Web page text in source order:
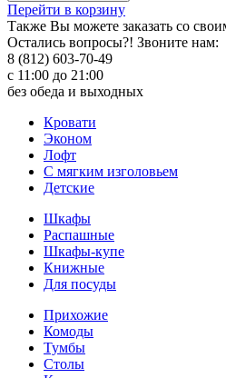
Перейти в корзину
Также Вы можете заказать со
Остались вопросы?! Звоните нам:
8 (812) 603-70-49
с 11:00 до 21:00
без обеда и выходных
Кровати
Эконом
Лофт
С мягким изголовьем
Детские
Шкафы
Распашные
Шкафы-купе
Книжные
Для посуды
Прихожие
Комоды
Тумбы
Столы